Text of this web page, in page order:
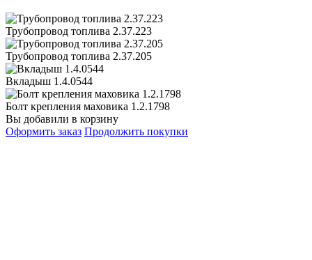
Трубопровод топлива 2.37.223
Трубопровод топлива 2.37.205
Вкладыш 1.4.0544
Болт крепления маховика 1.2.1798
Вы добавили в корзину
Оформить заказ Продолжить покупки